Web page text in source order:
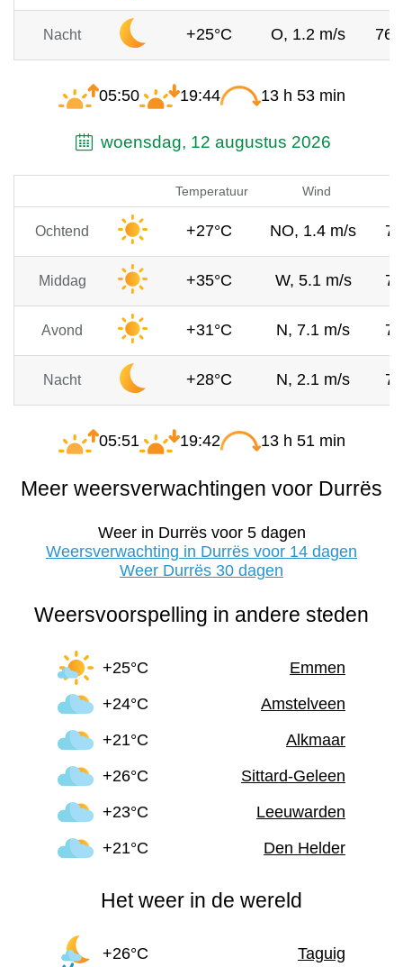
Nacht +25°C O, 1.2 m/s
05:50 19:44 13 h 53 min
woensdag, 12 augustus 2026
Temperatuur Wind
Ochtend +27°C NO, 1.4 m/s
Middag +35°C W, 5.1 m/s
Avond +31°C N, 7.1 m/s
Nacht +28°C N, 2.1 m/s
05:51 19:42 13 h 51 min
Meer weersverwachtingen voor Durrës
Weer in Durrës voor 5 dagen
Weersverwachting in Durrës voor 14 dagen
Weer Durrës 30 dagen
Weersvoorspelling in andere steden
+25°C
Emmen
+24°C
Amstelveen
+21°C
Alkmaar
+26°C
Sittard-Geleen
+23°C
Leeuwarden
+21°C
Den Helder
Het weer in de wereld
+26°C Taguig